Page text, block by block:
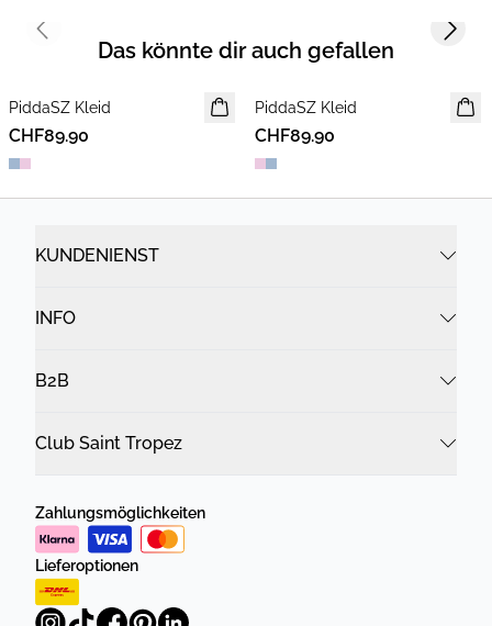
Das könnte dir auch gefallen
NEUHEIT
PiddaSZ Kleid
CHF89.90
NEUHEIT
PiddaSZ Kleid
CHF89.90
Previous slide Next
KUNDENIENST
INFO
B2B
Club Saint Tropez
Zahlungsmöglichkeiten
Lieferoptionen